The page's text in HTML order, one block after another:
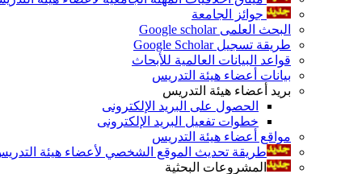
جوائز الجامعة
البحث العلمى Google scholar
طريقة تسجيل Google Scholar
قواعد البيانات العالمية للأبحاث
بيانات أعضاء هيئة التدريس
بريد أعضاء هيئة التدريس
الحصول على البريد الإلكترونى
خطوات تفعيل البريد الإلكترونى
مواقع أعضاء هيئة التدريس
طريقة تحديث الموقع الشخصي لأعضاء هيئة التدريس
المشروعات البحثية